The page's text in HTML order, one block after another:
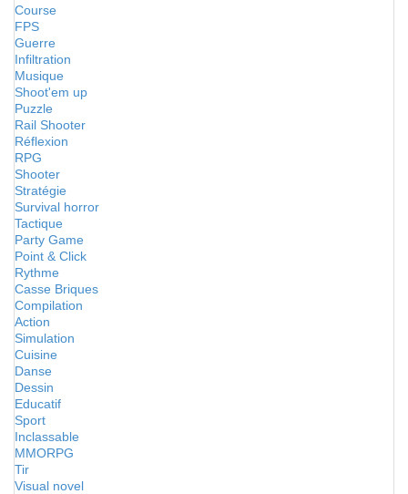
Course
FPS
Guerre
Infiltration
Musique
Shoot'em up
Puzzle
Rail Shooter
Réflexion
RPG
Shooter
Stratégie
Survival horror
Tactique
Party Game
Point & Click
Rythme
Casse Briques
Compilation
Action
Simulation
Cuisine
Danse
Dessin
Educatif
Sport
Inclassable
MMORPG
Tir
Visual novel